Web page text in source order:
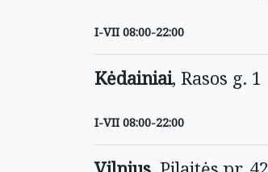
I-VII 08:00-22:00
Kėdainiai, Rasos g. 1
I-VII 08:00-22:00